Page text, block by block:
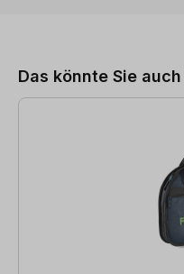
Das könnte Sie